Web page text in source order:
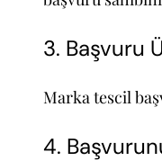
3. Başvuru
Marka tescil
4.